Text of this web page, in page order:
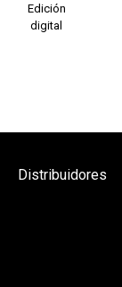
Edición
digital
Distribuidores